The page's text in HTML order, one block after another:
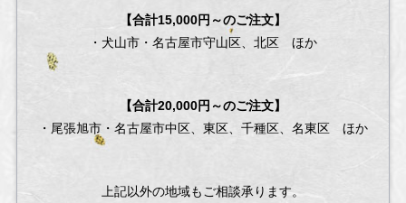
【合計15,000円～のご注文】
・犬山市・名古屋市守山区、北区 ほか
【合計20,000円～のご注文】
・尾張旭市・名古屋市中区、東区、千種区、名東区 ほか
上記以外の地域もご相談承ります。